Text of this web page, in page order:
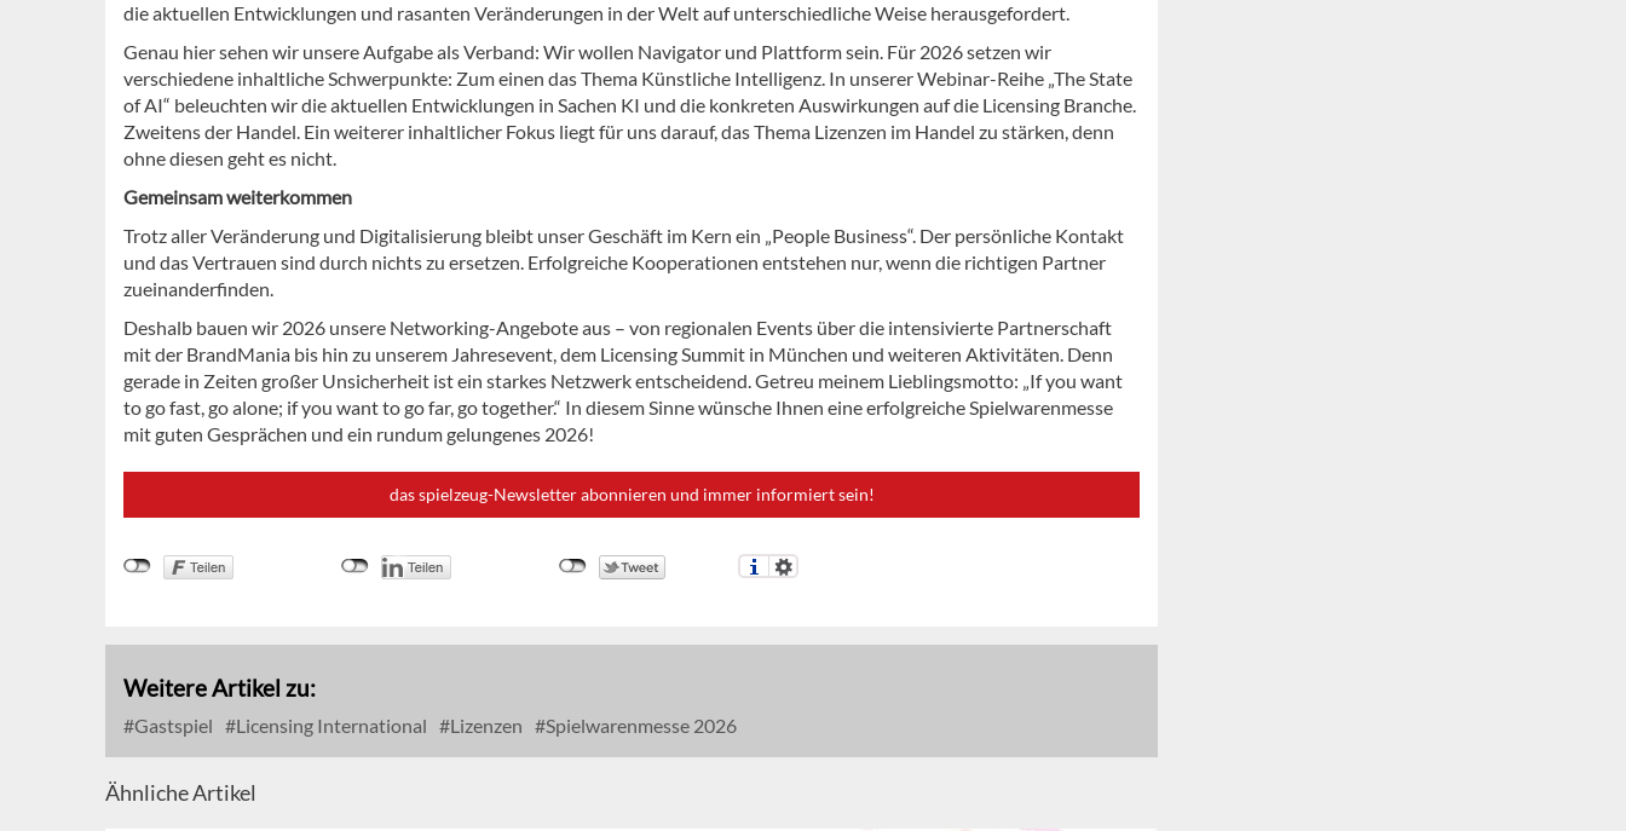
die aktuellen Entwicklungen und rasanten Veränderungen in der Welt auf unterschiedliche Weise herausgefordert.
Genau hier sehen wir unsere Aufgabe als Verband: Wir wollen Navigator und Plattform sein. Für 2026 setzen wir
verschiedene inhaltliche Schwerpunkte: Zum einen das Thema Künstliche Intelligenz. In unserer Webinar-Reihe „The State
of AI“ beleuchten wir die aktuellen Entwicklungen in Sachen KI und die konkreten Auswirkungen auf die Licensing Branche.
Zweitens der Handel. Ein weiterer inhaltlicher Fokus liegt für uns darauf, das Thema Lizenzen im Handel zu stärken, denn
ohne diesen geht es nicht.
Gemeinsam weiterkommen
Trotz aller Veränderung und Digitalisierung bleibt unser Geschäft im Kern ein „People Business“. Der persönliche Kontakt
und das Vertrauen sind durch nichts zu ersetzen. Erfolgreiche Kooperationen entstehen nur, wenn die richtigen Partner
zueinanderfinden.
Deshalb bauen wir 2026 unsere Networking-Angebote aus – von regionalen Events über die intensivierte Partnerschaft
mit der BrandMania bis hin zu unserem Jahresevent, dem Licensing Summit in München und weiteren Aktivitäten. Denn
gerade in Zeiten großer Unsicherheit ist ein starkes Netzwerk entscheidend. Getreu meinem Lieblingsmotto: „If you want
to go fast, go alone; if you want to go far, go together.“ In diesem Sinne wünsche Ihnen eine erfolgreiche Spielwarenmesse
mit guten Gesprächen und ein rundum gelungenes 2026!
das spielzeug-Newsletter abonnieren und immer informiert sein!
Weitere Artikel zu:
Gastspiel Licensing International Lizenzen Spielwarenmesse 2026
Ähnliche Artikel